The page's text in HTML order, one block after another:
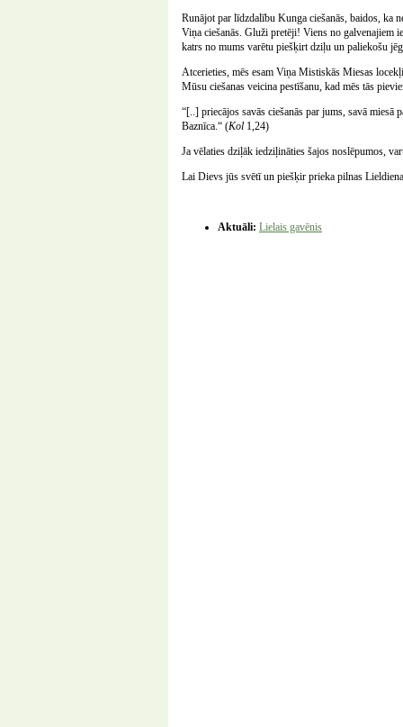
Runājot par līdzdalību Kunga ciešanās, baidos, ka
Viņa ciešanās. Gluži pretēji! Viens no galvenajiem
katrs no mums varētu piešķirt dziļu un paliekošu
Atcerieties, mēs esam Viņa Mistiskās Miesas
Mūsu ciešanas veicina pestīšanu, kad mēs tās
“[..] priecājos savās ciešanās par jums, savā
Baznīca.“ (Kol 1,24)
Ja vēlaties dziļāk iedziļināties šajos noslēpumos,
Lai Dievs jūs svētī un piešķir prieka pilnas
Aktuāli: Lielais gavēnis